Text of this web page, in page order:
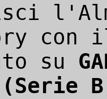
con
su
(Serie